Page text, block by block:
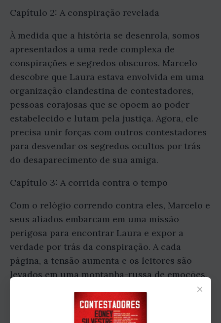
Capítulo 2: A conspiração revelada
À medida que a história se desenrola, somos
apresentados a uma rede complexa de
conspirações e segredos obscuros. Marcelo
descobre que Laura estava envolvida em uma
organização clandestina de contestadores,
pessoas corajosas que se opõem ao poder
estabelecido e lutam pela justiça. Agora, ele
precisa unir forças com outros contestadores
para desvendar os segredos ocultos por trás
do desaparecimento de sua amiga.
Capítulo 3: A corrida contra o tempo
Com o relógio correndo contra eles, Marcelo e
seus aliados embarcam em uma missão
perigosa para encontrar Laura e expor a
verdade por trás da conspiração. A cada
página, a tensão aumenta e os leitores são
levados em uma montanha-russa de emoções.
mistério antes que seja tarde demais?
×